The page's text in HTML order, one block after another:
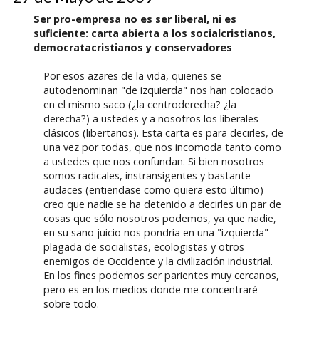
Ser pro-empresa no es ser liberal, ni es
suficiente: carta abierta a los socialcristianos,
democratacristianos y conservadores
Por esos azares de la vida, quienes se
autodenominan "de izquierda" nos han colocado
en el mismo saco (¿la centroderecha? ¿la
derecha?) a ustedes y a nosotros los liberales
clásicos (libertarios). Esta carta es para decirles, de
una vez por todas, que nos incomoda tanto como
a ustedes que nos confundan. Si bien nosotros
somos radicales, instransigentes y bastante
audaces (entiendase como quiera esto último)
creo que nadie se ha detenido a decirles un par de
cosas que sólo nosotros podemos, ya que nadie,
en su sano juicio nos pondría en una "izquierda"
plagada de socialistas, ecologistas y otros
enemigos de Occidente y la civilización industrial.
En los fines podemos ser parientes muy cercanos,
pero es en los medios donde me concentraré
sobre todo.